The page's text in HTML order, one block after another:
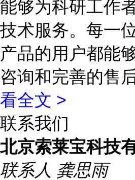
能够为科研工作
技术服务。每一
产品的用户都能
咨询和完善的售
看全文 >
联系我们
北京索莱宝科技
联系人 龚思雨